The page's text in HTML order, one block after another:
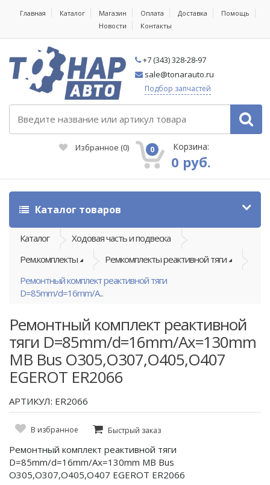
Главная Каталог Магазин Оплата Доставка
Помощь
Новости
Контакты
+7 (343) 328-28-97
sale@tonarauto.ru
Подбор запчастей
Избранное (0) 0 Корзина:
0 руб.
Каталог товаров
Каталог
Ходовая часть и подвеска
Рем.комплекты
Ремкомплекты реактивной тяги
Ремонтный комплект реактивной тяги
D=85mm/d=16mm/A...
Ремонтный комплект реактивной
тяги D=85mm/d=16mm/Ax=130mm
МВ Bus O305,O307,O405,O407
EGEROT ER2066
АРТИКУЛ: ER2066
В избранное Быстрый заказ
Ремонтный комплект реактивной тяги
D=85mm/d=16mm/Ax=130mm МВ Bus
O305,O307,O405,O407 EGEROT ER2066